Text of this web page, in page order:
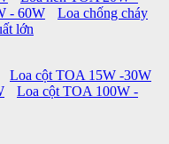
- 60W
Loa chống cháy
lớn
Loa cột TOA 15W -30W
Loa cột TOA 100W -